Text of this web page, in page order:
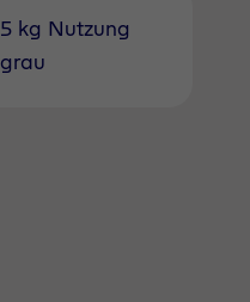
5 kg Nutzung
grau